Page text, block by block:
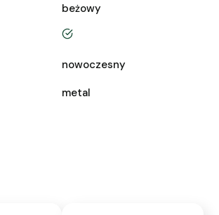
beżowy
tak
nowoczesny
metal